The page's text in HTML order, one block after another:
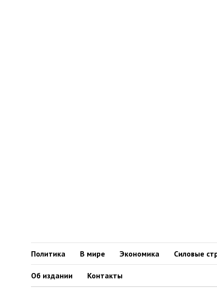
Политика В мире Экономика Силовые
Об издании Контакты